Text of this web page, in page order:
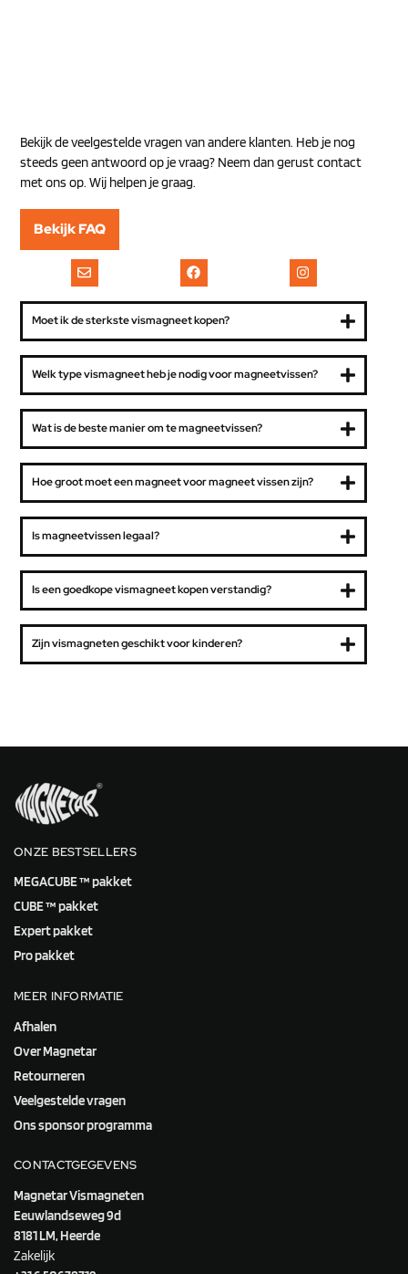
Bekijk de veelgestelde vragen van andere klanten. Heb je nog
steeds geen antwoord op je vraag? Neem dan gerust contact
met ons op. Wij helpen je graag.
Bekijk FAQ
Moet ik de sterkste vismagneet kopen?
Welk type vismagneet heb je nodig voor magneetvissen?
Wat is de beste manier om te magneetvissen?
Hoe groot moet een magneet voor magneet vissen zijn?
Is magneetvissen legaal?
Is een goedkope vismagneet kopen verstandig?
Zijn vismagneten geschikt voor kinderen?
ONZE BESTSELLERS
MEGACUBE ™ pakket
CUBE ™ pakket
Expert pakket
Pro pakket
MEER INFORMATIE
Afhalen
Over Magnetar
Retourneren
Veelgestelde vragen
Ons sponsor programma
CONTACTGEGEVENS
Magnetar Vismagneten
Eeuwlandseweg 9d
8181 LM, Heerde
Zakelijk